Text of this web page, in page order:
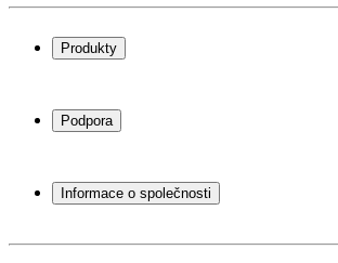
Produkty
Stojany na víno
Vinný nábytek
Podpora
Servisní případ
Platba
Vrácení
Informace o společnosti